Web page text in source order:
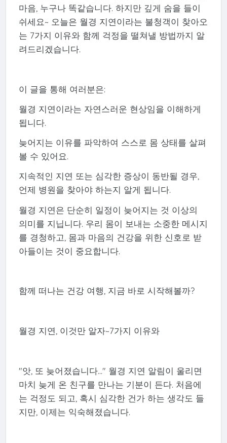
마음, 누구나 똑같습니다. 하지만 깊게 숨을 들이
쉬세요~ 오늘은 월경 지연이라는 불청객이 찾아오
는 7가지 이유와 함께 걱정을 떨쳐낼 방법까지 알
려드리겠습니다.
이 글을 통해 여러분은:
월경 지연이라는 자연스러운 현상임을 이해하게
됩니다.
늦어지는 이유를 파악하여 스스로 몸 상태를 살펴
볼 수 있어요.
지속적인 지연 또는 심각한 증상이 동반될 경우,
언제 병원을 찾아야 하는지 알게 됩니다.
월경 지연은 단순히 일정이 늦어지는 것 이상의
의미를 지닙니다. 우리 몸이 보내는 소중한 메시지
를 경청하고, 몸과 마음의 건강을 위한 신호로 받
아들이는 것이 중요합니다.
함께 떠나는 건강 여행, 지금 바로 시작해볼까?
월경 지연, 이것만 알자~7가지 이유와
"앗, 또 늦어졌습니다..." 월경 지연 알림이 울리면
마치 늦게 온 친구를 만나는 기분이 든다. 처음에
는 걱정도 되고, 혹시 심각한 건가 하는 생각도 들
지만, 이제는 익숙해졌습니다.